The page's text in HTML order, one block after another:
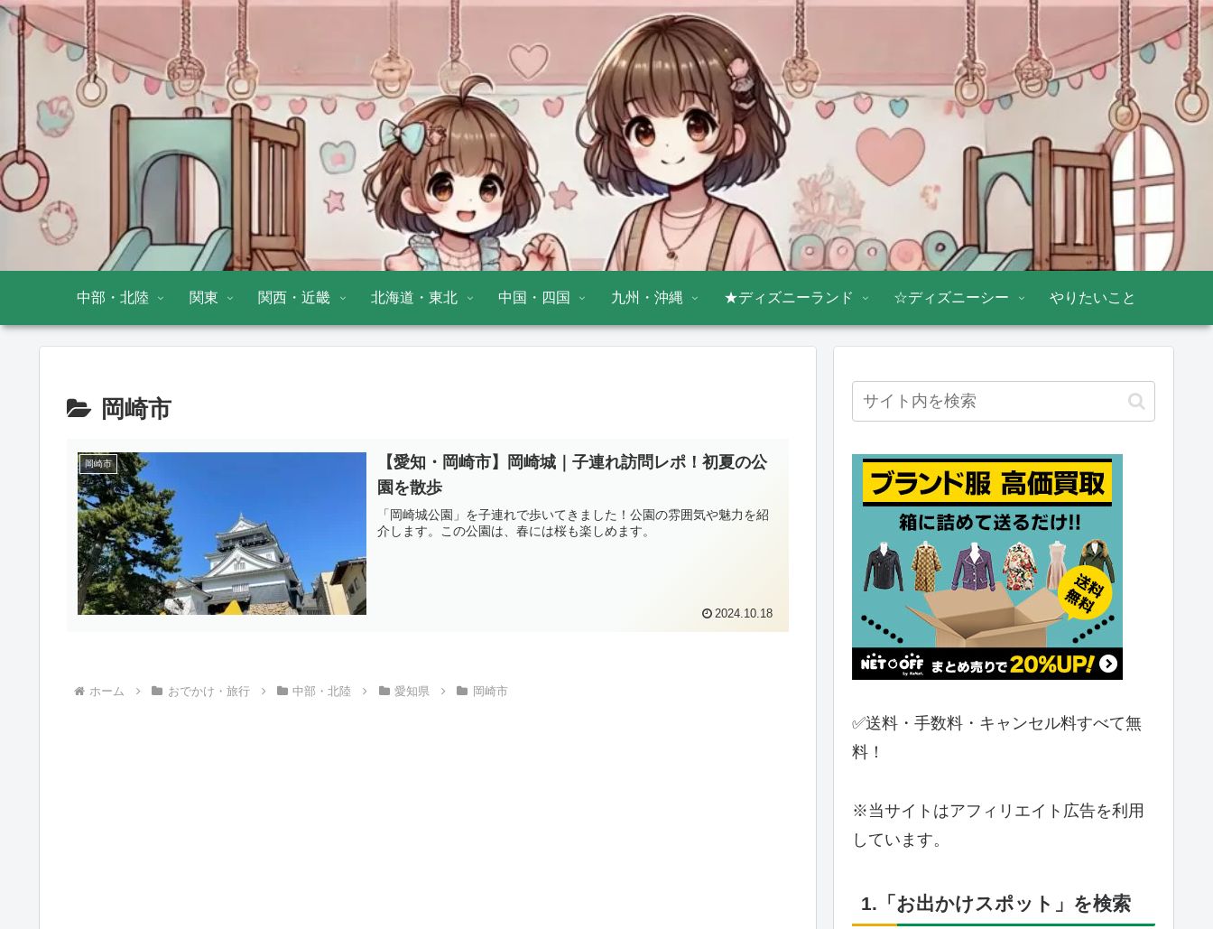
中部・北陸 関東 関西・近畿 北海道・東北 中国・四国 九州・沖縄 ★ディズニーランド ☆ディズニーシー やりたいこと
岡崎市
岡崎市
【愛知・岡崎市】岡崎城｜子連れ訪問レポ！初夏の公
園を散歩
「岡崎城公園」を子連れで歩いてきました！公園の雰囲気や魅力を紹
介します。この公園は、春には桜も楽しめます。
2024.10.18
ホーム おでかけ・旅行 中部・北陸 愛知県 岡崎市
✅送料・手数料・キャンセル料すべて無
料！
※当サイトはアフィリエイト広告を利用
しています。
1.「お出かけスポット」を検索